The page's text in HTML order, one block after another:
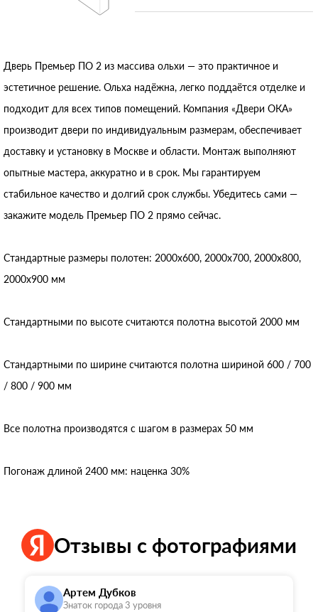
Дверь Премьер ПО 2 из массива ольхи — это практичное и
эстетичное решение. Ольха надёжна, легко поддаётся отделке и
подходит для всех типов помещений. Компания «Двери ОКА»
производит двери по индивидуальным размерам, обеспечивает
доставку и установку в Москве и области. Монтаж выполняют
опытные мастера, аккуратно и в срок. Мы гарантируем
стабильное качество и долгий срок службы. Убедитесь сами —
закажите модель Премьер ПО 2 прямо сейчас.
Стандартные размеры полотен: 2000x600, 2000x700, 2000x800,
2000x900 мм
Стандартными по высоте считаются полотна высотой 2000 мм
Стандартными по ширине считаются полотна шириной 600 / 700
/ 800 / 900 мм
Все полотна производятся с шагом в размерах 50 мм
Погонаж длиной 2400 мм: наценка 30%
Отзывы с фотографиями
Артем Дубков
Знаток города 3 уровня